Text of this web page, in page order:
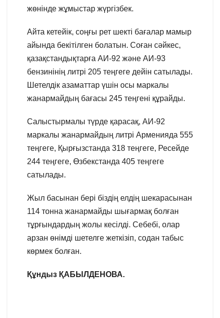
жөнінде жұмыстар жүргізбек.
Айта кетейік, соңғы рет шекті бағалар мамыр
айында бекітілген болатын. Соған сәйкес,
қазақстандықтарға АИ-92 және АИ-93
бензинінің литрі 205 теңгеге дейін сатылады.
Шетелдік азаматтар үшін осы маркалы
жанармайдың бағасы 245 теңгені құрайды.
Салыстырмалы түрде қарасақ, АИ-92
маркалы жанармайдың литрі Арменияда 555
теңгеге, Қырғызстанда 318 теңгеге, Ресейде
244 теңгеге, Өзбекстанда 405 теңгеге
сатылады.
Жыл басынан бері біздің елдің шекарасынан
114 тонна жанармайды шығармақ болған
тұрғындардың жолы кесілді. Себебі, олар
арзан өнімді шетелге жеткізіп, содан табыс
көрмек болған.
Құндыз ҚАБЫЛДЕНОВА.